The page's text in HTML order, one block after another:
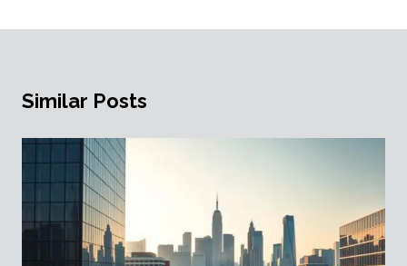
Similar Posts